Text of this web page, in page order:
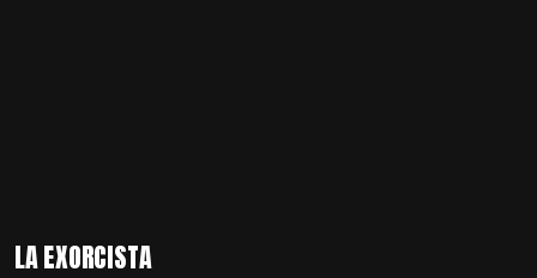
LA EXORCISTA